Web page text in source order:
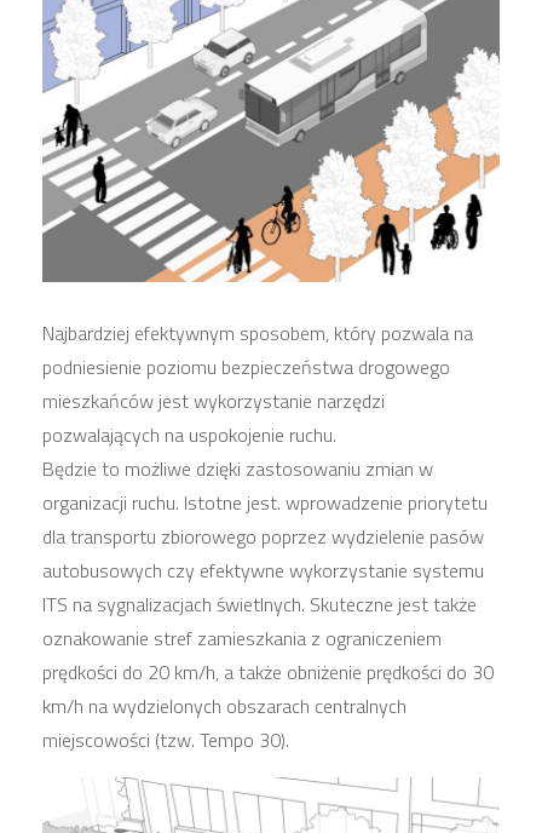
Najbardziej efektywnym sposobem, który pozwala na
podniesienie poziomu bezpieczeństwa drogowego
mieszkańców jest wykorzystanie narzędzi
pozwalających na uspokojenie ruchu.
Będzie to możliwe dzięki zastosowaniu zmian w
organizacji ruchu. Istotne jest. wprowadzenie priorytetu
dla transportu zbiorowego poprzez wydzielenie pasów
autobusowych czy efektywne wykorzystanie systemu
ITS na sygnalizacjach świetlnych. Skuteczne jest także
oznakowanie stref zamieszkania z ograniczeniem
prędkości do 20 km/h, a także obniżenie prędkości do 30
km/h na wydzielonych obszarach centralnych
miejscowości (tzw. Tempo 30).